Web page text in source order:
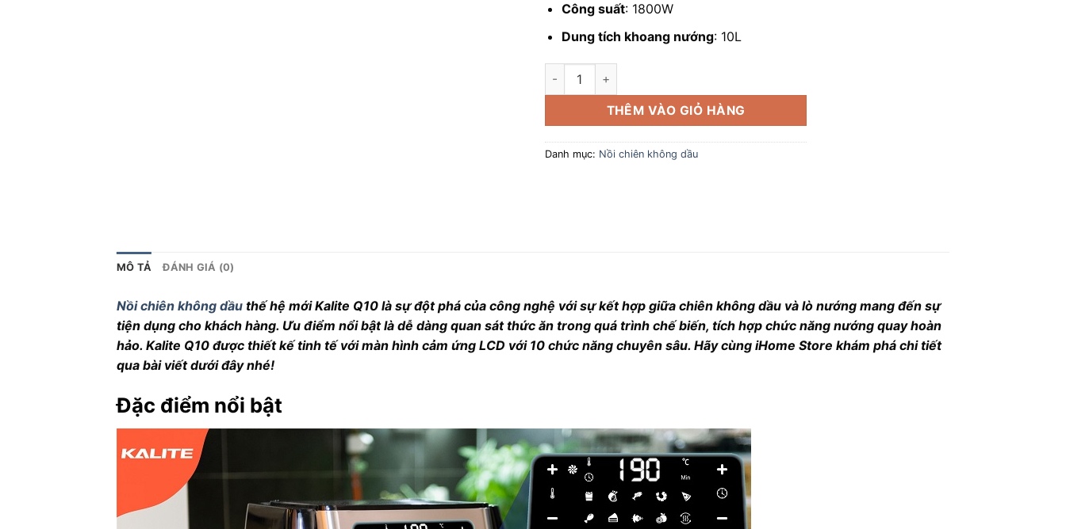
Công suất: 1800W
Dung tích khoang nướng: 10L
Nồi chiên không dầu Kalite Q10 số lượng
THÊM VÀO GIỎ HÀNG
Danh mục: Nồi chiên không dầu
MÔ TẢ ĐÁNH GIÁ (0)
Nồi chiên không dầu thế hệ mới Kalite Q10 là sự đột phá của công nghệ với sự kết hợp giữa chiên không dầu và lò nướng mang đến sự
tiện dụng cho khách hàng. Ưu điểm nổi bật là dễ dàng quan sát thức ăn trong quá trình chế biến, tích hợp chức năng nướng quay hoàn
hảo. Kalite Q10 được thiết kế tinh tế với màn hình cảm ứng LCD với 10 chức năng chuyên sâu. Hãy cùng iHome Store khám phá chi tiết
qua bài viết dưới đây nhé!
Đặc điểm nổi bật